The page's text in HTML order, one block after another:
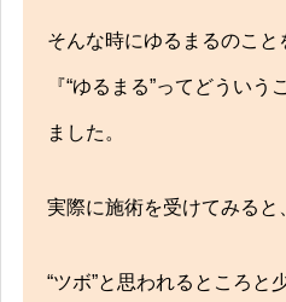
そんな時にゆるまるのこ
『“ゆるまる”ってどうい
ました。
実際に施術を受けてみると
“ツボ”と思われるところと